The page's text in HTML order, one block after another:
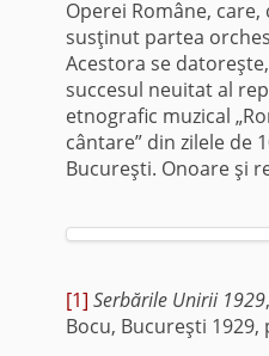
Operei Române,
susţinut partea
Acestora se
succesul neuitat al
etnografic muzical
cântare” din zilele de
Bucureşti. Onoare şi
[1] Serbările Unirii 1929
Bocu, Bucureşti 1929,